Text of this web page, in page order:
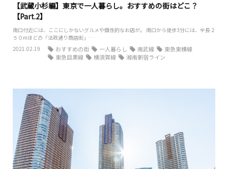
【武蔵小杉編】東京で一人暮らし。おすすめの街はどこ？
【Part.2】
南口付近には、ここにしかないグルメや個性的なお店が。 南口から徒歩3分には、全長２
５０mほどの「法政通り商店街」…
2021.02.19
おすすめの街 一人暮らし 南武線
東急東横線
東急目黒線
横須賀線 湘南新宿ライン